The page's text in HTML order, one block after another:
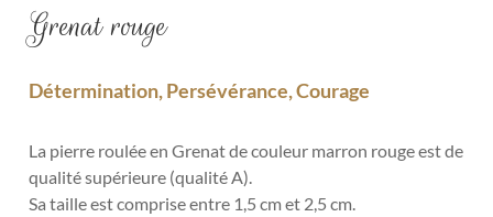
Grenat rouge
Détermination, Persévérance, Courage
La pierre roulée en Grenat de couleur marron rouge est de
qualité supérieure (qualité A).
Sa taille est comprise entre 1,5 cm et 2,5 cm.